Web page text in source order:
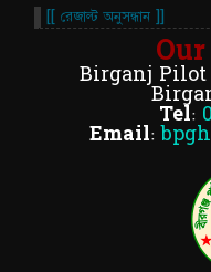
Birganj Pilot
Tel:
Email:
[[ রেজাল্ট অনুসন্ধান ]]